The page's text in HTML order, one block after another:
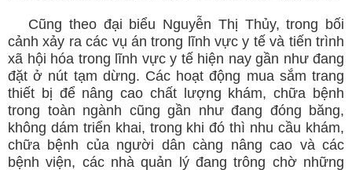
Cũng theo đại biểu Nguyễn Thị Thủy, trong bối
cảnh xảy ra các vụ án trong lĩnh vực y tế và tiến trình
xã hội hóa trong lĩnh vực y tế hiện nay gần như đang
đặt ở nút tạm dừng. Các hoạt động mua sắm trang
thiết bị để nâng cao chất lượng khám, chữa bệnh
trong toàn ngành cũng gần như đang đóng băng,
không dám triển khai, trong khi đó thì nhu cầu khám,
chữa bệnh của người dân càng nâng cao và các
bệnh viện, các nhà quản lý đang trông chờ những